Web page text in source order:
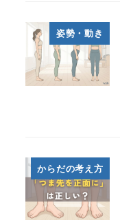
姿勢・動き
からだの考え方